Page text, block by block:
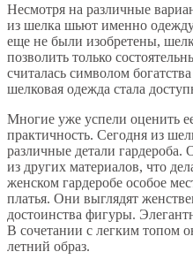
Несмотря на различные
из шелка шьют именно
еще не были изобретены,
позволить только
считалась символом
шелковая одежда стала
Многие уже успели оценить
практичность. Сегодня из
различные детали гардероба.
из других материалов, что
женском гардеробе особое
платья. Они выглядят
достоинства фигуры.
В сочетании с легким топом
летний образ.